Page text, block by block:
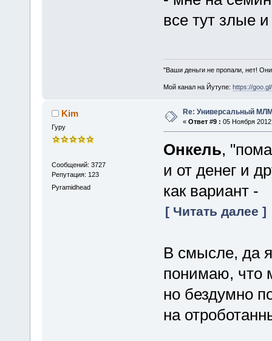
все тут злые
"Ваши деньги не пропали, нет!
Мой канал на Йутупе: https://
Kim
Гуру
Сообщений: 3727
Репутация: 123
Pyramidhead
Re: Универсальный
« Ответ #9 : 05 Ноября
Онкель,
и от денег и
как вариант -
[ Читать далее ]
В смысле, да
понимаю, что
но бездумно
на